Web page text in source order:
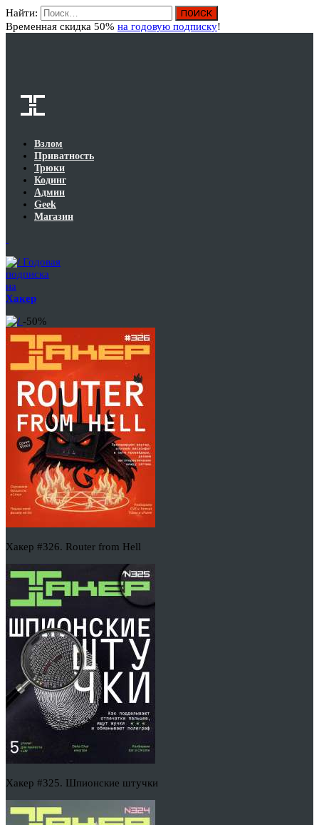
Найти:
Временная скидка 50% на годовую подписку!
Взлом
Приватность
Трюки
Кодинг
Админ
Geek
Магазин
Годовая
подписка
на
Хакер
-50%
Хакер #326. Router from Hell
Хакер #325. Шпионские штучки